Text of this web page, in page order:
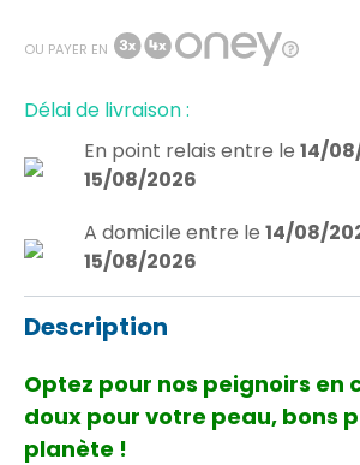
OU PAYER EN
Délai de livraison :
En point relais entre le 14/
15/08/2026
A domicile entre le 14/08/
15/08/2026
Description
Optez pour nos peignoirs en
doux pour votre peau, bons
planète !